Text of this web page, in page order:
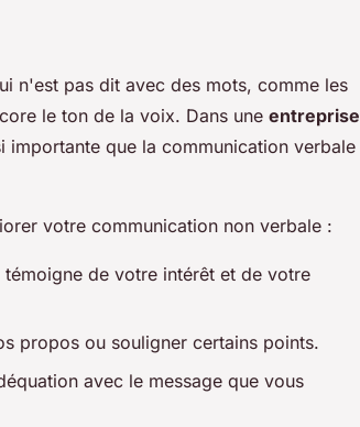
n'est pas dit avec des mots, comme les
le ton de la voix. Dans une entreprise
importante que la communication verbale
votre communication non verbale :
de votre intérêt et de votre
propos ou souligner certains points.
avec le message que vous